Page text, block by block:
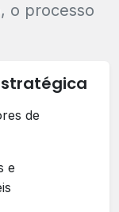
o processo
de
e